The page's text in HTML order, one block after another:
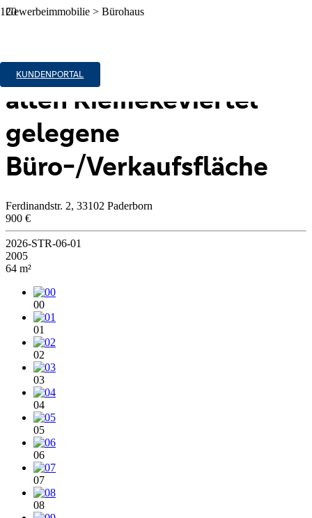
KUNDENPORTAL
Gewerbeimmobilie > Bürohaus
Kleine, sehr zentral im
alten Riemekeviertel
gelegene
Büro-/Verkaufsfläche
Ferdinandstr. 2, 33102 Paderborn
900 €
2026-STR-06-01
2005
64 m²
00
01
02
03
04
05
06
07
08